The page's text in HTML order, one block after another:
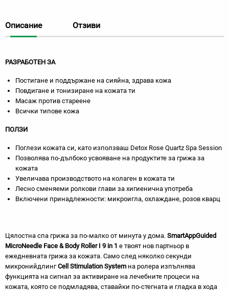
Описание Отзиви
РАЗРАБОТЕН ЗА
Постигане и поддържане на сияйна, здрава кожа
Повдигане и тонизиране на кожата ти
Масаж против стареене
Всички типове кожа
ПОЛЗИ
Поглези кожата си, като използваш Detox Rose Quartz Spa Session
Позволява по-дълбоко усвояване на продуктите за грижа за
кожата
Увеличава производството на колаген в кожата ти
Лесно сменяеми ролкови глави за хигиенична употреба
Включени принадлежности: микроигла, охлаждане, розов кварц
Цялостна спа грижа за по-малко от минута у дома. SmartAppGuided
MicroNееdle Face & Body Roller I 9 in 1 е твоят нов партньор в
ежедневната грижа за кожата. Само след няколко секунди
микронийдлингCell Stimulation System на ролера изпълнява
функцията на сигнал за активиране на лечебните процеси на
кожата, която се подмладява, ставайки по-стегната и гладка в хода